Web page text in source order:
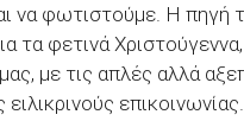
να φωτιστούμε. Η πηγή
τα φετινά
με τις απλές αλλά
επικοινωνίας.